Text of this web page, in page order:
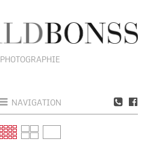
RONALD BONSS
PHOTOGRAPHIE
NAVIGATION